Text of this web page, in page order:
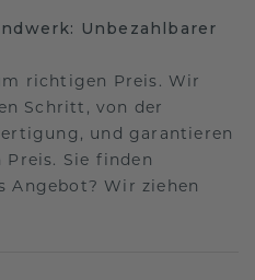
Unbezahlbarer
richtigen Preis. Wir
Schritt, von der
und garantieren
Sie finden
Angebot? Wir ziehen